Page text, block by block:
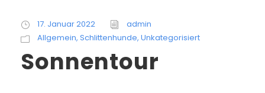
17. Januar 2022
admin
Allgemein, Schlittenhunde, Unkategorisiert
Sonnentour